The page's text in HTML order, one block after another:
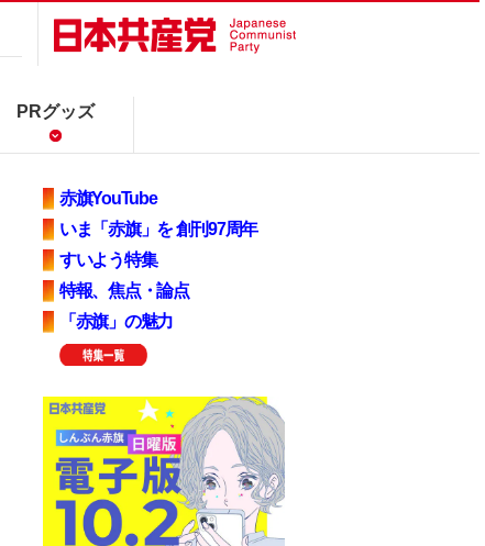
PRグッズ
赤旗YouTube
いま「赤旗」を 創刊97周年
すいよう特集
特報、焦点・論点
「赤旗」の魅力